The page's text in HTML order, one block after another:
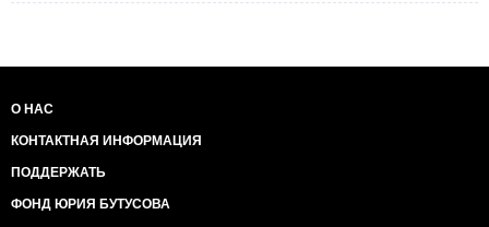
О НАС
КОНТАКТНАЯ ИНФОРМАЦИЯ
ПОДДЕРЖАТЬ
ФОНД ЮРИЯ БУТУСОВА